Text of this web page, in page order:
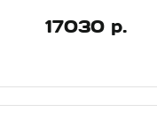
17030 р.